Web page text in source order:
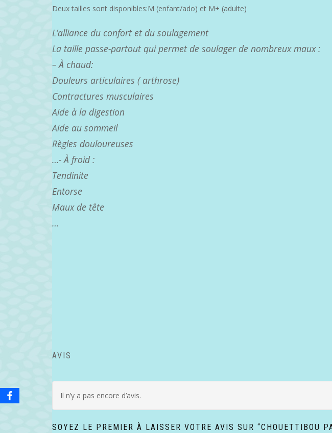
Deux tailles sont disponibles:M (enfant/ado) et M+ (adulte)
L’alliance du confort et du soulagement
La taille passe-partout qui permet de soulager de nombreux maux :
– À chaud:
Douleurs articulaires ( arthrose)
Contractures musculaires
Aide à la digestion
Aide au sommeil
Règles douloureuses
…- À froid :
Tendinite
Entorse
Maux de tête
…
AVIS
Il n’y a pas encore d’avis.
SOYEZ LE PREMIER À LAISSER VOTRE AVIS SUR “CHOUETTIBOU